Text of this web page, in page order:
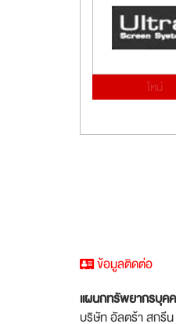
ใหม่
ข้อมูลติดต่อ
แผนกทรัพยากรบุค
บริษัท อัลตร้า สกรีน